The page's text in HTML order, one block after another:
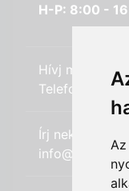
H-P: 8:00 -
Hívj minket:
Telefon: +36
Írj nekünk:
info@hifi-